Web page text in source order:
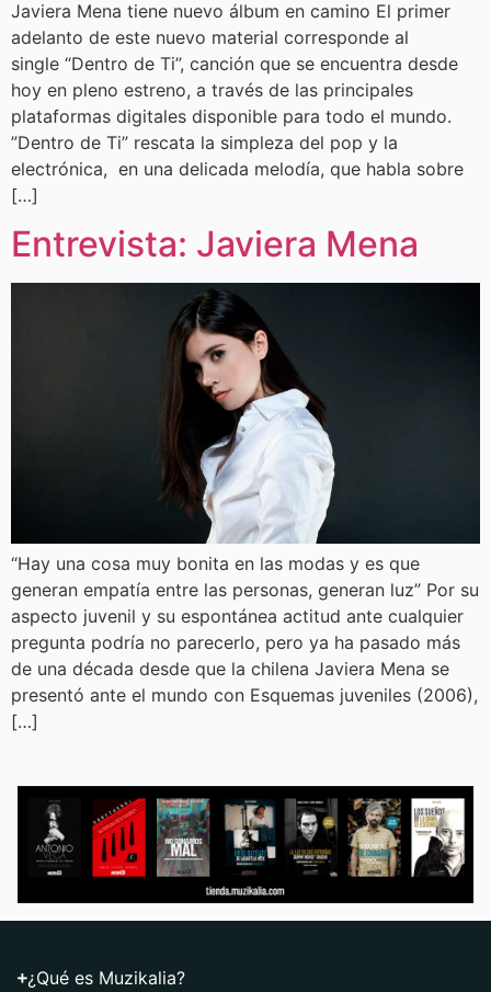
Javiera Mena tiene nuevo álbum en camino El primer
adelanto de este nuevo material corresponde al
single “Dentro de Ti”, canción que se encuentra desde
hoy en pleno estreno, a través de las principales
plataformas digitales disponible para todo el mundo.
”Dentro de Ti” rescata la simpleza del pop y la
electrónica, en una delicada melodía, que habla sobre
[…]
Entrevista: Javiera Mena
“Hay una cosa muy bonita en las modas y es que
generan empatía entre las personas, generan luz” Por su
aspecto juvenil y su espontánea actitud ante cualquier
pregunta podría no parecerlo, pero ya ha pasado más
de una década desde que la chilena Javiera Mena se
presentó ante el mundo con Esquemas juveniles (2006),
[…]
¿Qué es Muzikalia?